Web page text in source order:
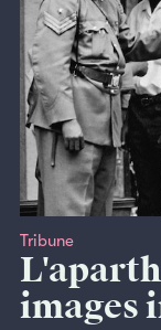
Tribune
images